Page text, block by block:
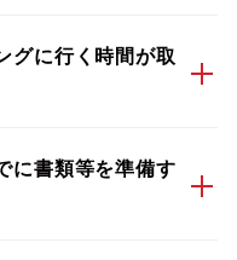
グに行く時間が取
に書類等を準備す